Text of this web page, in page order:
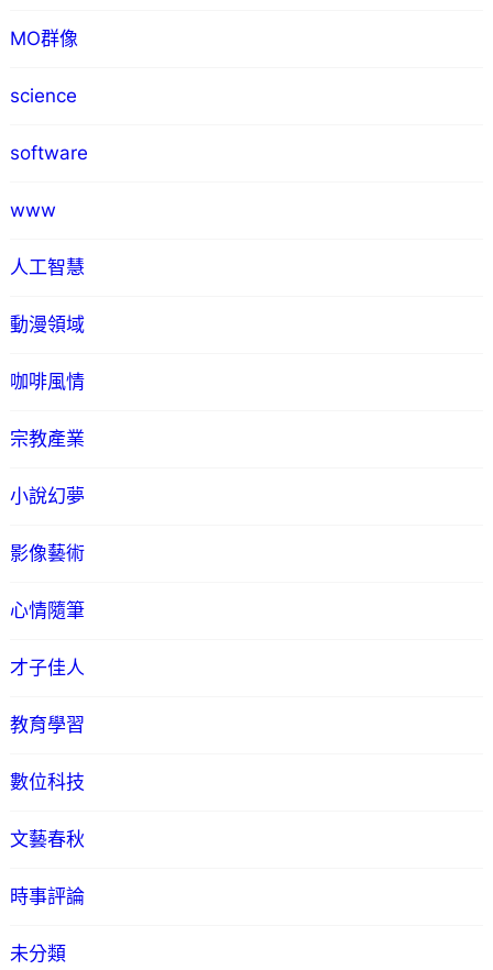
MO群像
science
software
www
人工智慧
動漫領域
咖啡風情
宗教產業
小說幻夢
影像藝術
心情隨筆
才子佳人
教育學習
數位科技
文藝春秋
時事評論
未分類